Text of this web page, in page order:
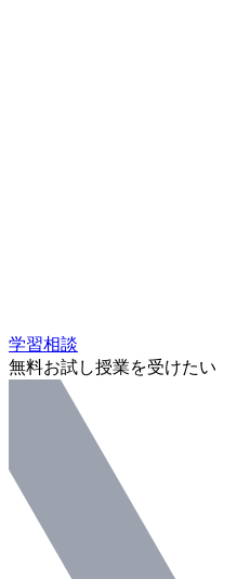
学習相談
無料お試し授業を受けたい